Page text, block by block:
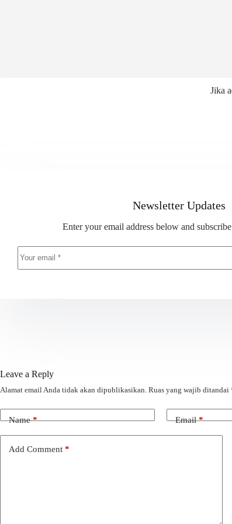
Jika
Newsletter Updates
Enter your email address below and
Leave a Reply
Alamat email Anda tidak akan dipublikasikan. Ruas yang wajib ditandai
Name* Email*
Add Comment *